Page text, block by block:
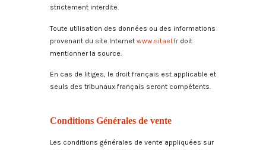
strictement interdite.
Toute utilisation des données ou des informations
provenant du site Internet www.sitael.frdoit
mentionner la source.
En cas de litiges, le droit français est applicable et
seuls des tribunaux français seront compétents.
Conditions Générales de vente
Les conditions générales de vente appliquées sur